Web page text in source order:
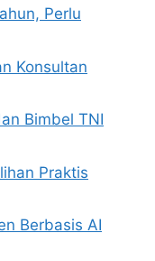
Perlu
Konsultan
Bimbel TNI
Praktis
Berbasis AI